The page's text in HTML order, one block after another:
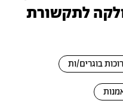
לתקשורת
בוגרים/ות